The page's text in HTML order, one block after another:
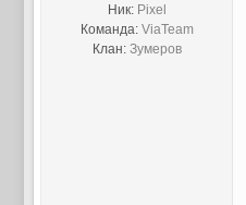
Ник: Pixel
Команда: ViaTeam
Клан: Зумеров